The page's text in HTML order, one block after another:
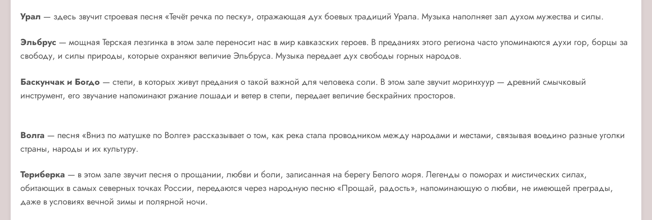
Урал — здесь звучит строевая песня «Течёт речка по песку», отражающая дух боевых традиций Урала. Музыка наполняет зал духом мужества и силы.
Эльбрус — мощная Терская лезгинка в этом зале переносит нас в мир кавказских героев. В преданиях этого региона часто упоминаются духи гор, борцы за
свободу, и силы природы, которые охраняют величие Эльбруса. Музыка передает дух свободы горных народов.
Баскунчак и Богдо — степи, в которых живут предания о такой важной для человека соли. В этом зале звучит моринхуур — древний смычковый
инструмент, его звучание напоминают ржание лошади и ветер в степи, передает величие бескрайних просторов.
Волга — песня «Вниз по матушке по Волге» рассказывает о том, как река стала проводником между народами и местами, связывая воедино разные уголки
страны, народы и их культуру.
Териберка — в этом зале звучит песня о прощании, любви и боли, записанная на берегу Белого моря. Легенды о поморах и мистических силах,
обитающих в самых северных точках России, передаются через народную песню «Прощай, радость», напоминающую о любви, не имеющей преграды,
даже в условиях вечной зимы и полярной ночи.